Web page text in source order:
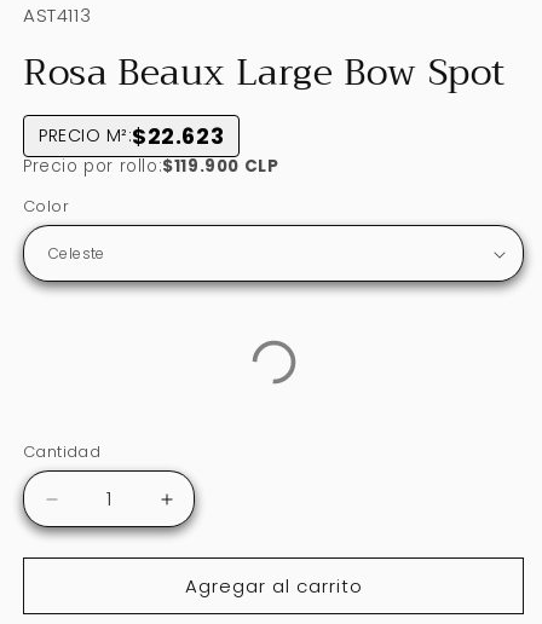
1
una
ventana
SKU:
AST4113
Rosa Beaux Large Bow Spot
PRECIO M²:$22.623
Precio por rollo:$119.900 CLP
Color
Cantidad
Cantidad
Reducir
cantidad
para
Beaux
Aumentar
cantidad
para
Rosa
Beaux
Agregar al carrito